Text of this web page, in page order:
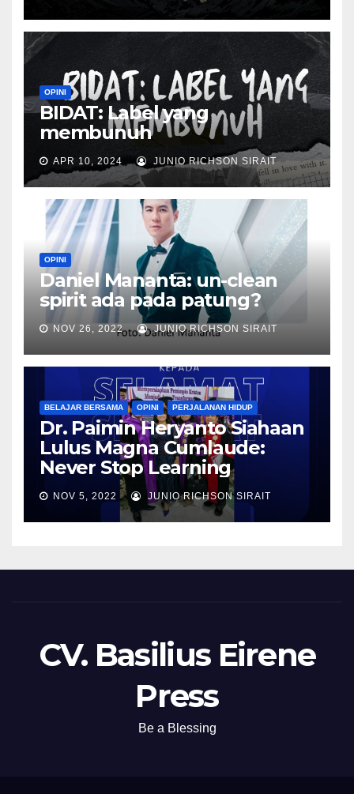
OPINI
BIDAT: Label yang
membunuh
APR 10, 2024 JUNIO RICHSON SIRAIT
OPINI
Daniel Mananta: un-clean
spirit ada pada patung?
NOV 26, 2022 JUNIO RICHSON SIRAIT
BELAJAR BERSAMA OPINI PERJALANAN HIDUP
Dr. Paimin Heryanto Siahaan
Lulus Magna Cumlaude:
Never Stop Learning
NOV 5, 2022 JUNIO RICHSON SIRAIT
CV. Basilius Eirene
Press
Be a Blessing